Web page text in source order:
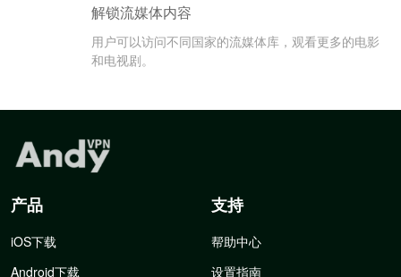
解锁流媒体内容
用户可以访问不同国家的流媒体库，观看更多的电影
和电视剧。
产品
iOS下载
Android下载
支持
帮助中心
设置指南